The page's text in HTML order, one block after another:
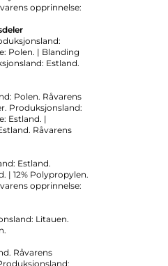
opprinnelse:
Polen. | Blanding
Estland.
Polen. Råvarens
Produksjonsland:
Estland. |
Råvarens
Estland.
| 12% Polypropylen.
opprinnelse:
Litauen.
Råvarens